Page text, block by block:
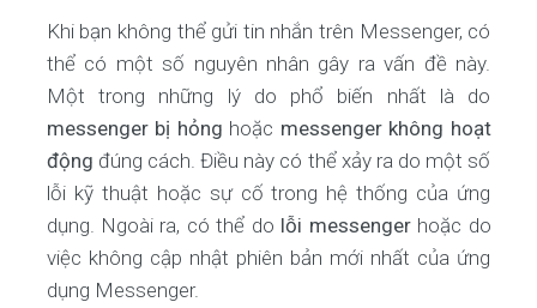
Khi bạn không thể gửi tin nhắn trên Messenger, có
thể có một số nguyên nhân gây ra vấn đề này.
Một trong những lý do phổ biến nhất là do
messenger bị hỏng hoặc messenger không hoạt
động đúng cách. Điều này có thể xảy ra do một số
lỗi kỹ thuật hoặc sự cố trong hệ thống của ứng
dụng. Ngoài ra, có thể do lỗi messengerhoặc do
việc không cập nhật phiên bản mới nhất của ứng
dụng Messenger.